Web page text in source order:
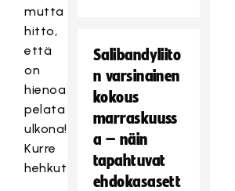
mutta
hitto,
että
on
hienoa
pelata
ulkona!
Kurre
hehkuttaa.
Salibandyliito
n varsinainen
kokous
marraskuuss
a – näin
tapahtuvat
ehdokasasett